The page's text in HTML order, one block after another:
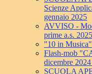
Scienze
gennaio 2025
AVVISO -
prime a.s.
"10 in
Flash-mob
dicembre
SCUOLA